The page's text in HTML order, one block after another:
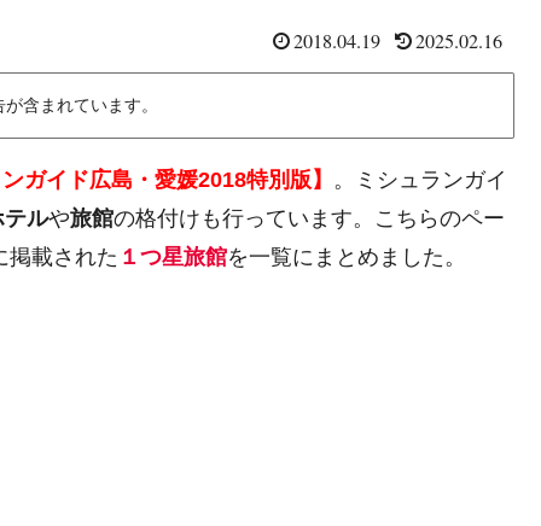
2018.04.19 2025.02.16
含まれています。
ンガイド広島・愛媛2018特別版】 。ミシュランガイ
テルや旅館の格付けも行っています。こちらのペー
掲載された １つ星旅館を一覧にまとめました。